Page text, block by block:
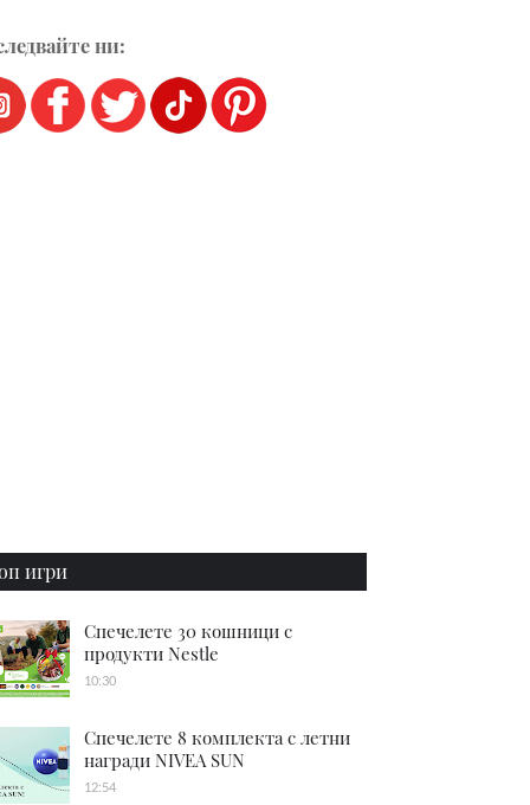
ни:
игри
Спечелете 30 кошници с
продукти Nestle
10:30
Спечелете 8 комплекта с летни
награди NIVEA SUN
12:54